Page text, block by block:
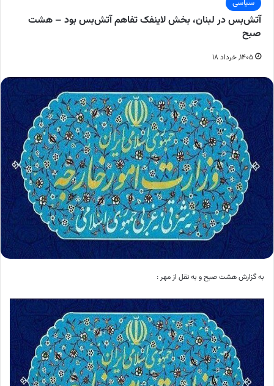
سیاسی
آتش‌بس در لبنان، بخش لاینفک تفاهم آتش‌بس بود – هشت
صبح
۱۴۰۵, خرداد ۱۸
به گزارش هشت صبح و به نقل از مهر :